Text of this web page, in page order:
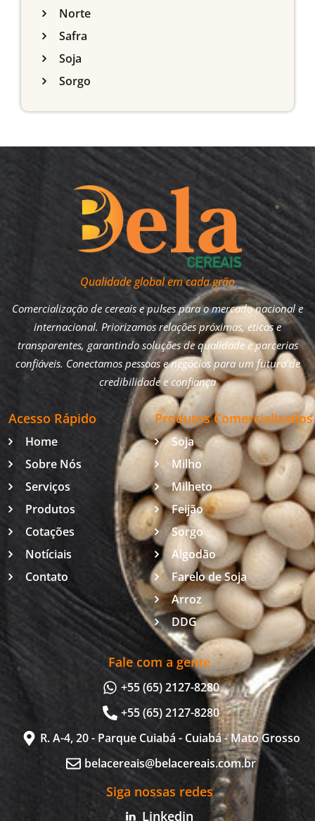
Norte
Safra
Soja
Sorgo
Qualidade global em cada grão
Comercialização de cereais e pulses para o mercado nacional e
internacional. Priorizamos relações próximas, éticas e
transparentes, garantindo soluções de qualidade e parcerias
confiáveis. Conectamos pessoas e negócios para um futuro de
credibilidade e confiança
Acesso Rápido
Home
Sobre Nós
Serviços
Produtos
Cotações
Notíciais
Contato
Produtos Comercializados
Soja
Milho
Milheto
Feijão
Sorgo
Algodão
Farelo de Soja
Arroz
DDG
Fale com a gente
+55 (65) 2127-8280
+55 (65) 2127-8280
R. A-4, 20 - Parque Cuiabá - Cuiabá - Mato Grosso
belacereais@belacereais.com.br
Siga nossas redes
Linkedin